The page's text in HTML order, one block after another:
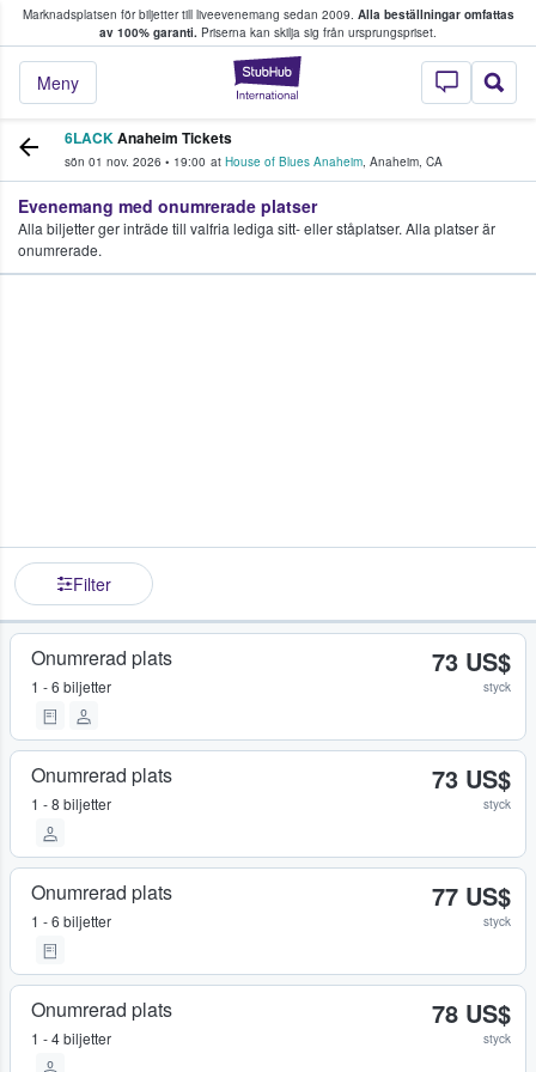
Marknadsplatsen för biljetter till liveevenemang sedan 2009. Alla beställningar omfattas
av 100% garanti. Priserna kan skilja sig från ursprungspriset.
StubHub – där
Meny
köper och säljer biljetter.
6LACKAnaheim Tickets
sön 01 nov. 2026 • 19:00 at House of Blues Anaheim, Anaheim, CA
Evenemang med onumrerade platser
Alla biljetter ger inträde till valfria lediga sitt- eller ståplatser. Alla platser är
onumrerade.
Filter
Onumrerad plats
1 - 6 biljetter
73 US$
styck
Onumrerad plats
1 - 8 biljetter
73 US$
styck
Onumrerad plats
1 - 6 biljetter
77 US$
styck
Onumrerad plats
1 - 4 biljetter
78 US$
styck